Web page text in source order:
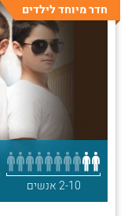
חדר מיוחד לילדים
2-10 אנשים